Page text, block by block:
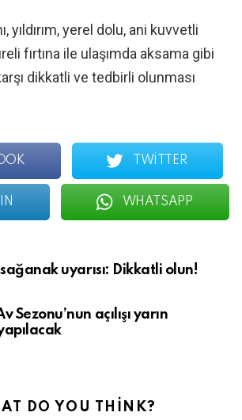
yıldırım, yerel dolu, ani kuvvetli
fırtına ile ulaşımda aksama gibi
dikkatli ve tedbirli olunması
TWITTER
WHATSAPP
uyarısı: Dikkatli olun!
Sezonu’nun açılışı yarın
DO YOU THINK?